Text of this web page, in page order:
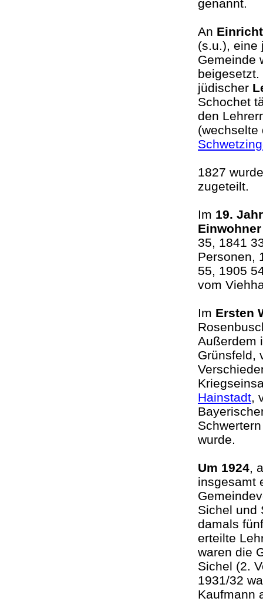
genannt.
An
(s.u.), eine
Gemeinde
jüdischer
Schochet
den
1827
zugeteilt.
Im 19.
35, 1841
Personen,
55, 1905
vom
Im Ersten
Außerdem
Grünsfeld,
Hainstadt,
wurde.
Um 1924,
insgesamt
Sichel und
damals
erteilte
waren die
Sichel (2.
1931/32
Kaufmann